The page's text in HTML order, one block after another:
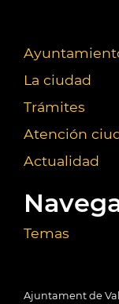
La ciudad
Trámites
Atención
Actualidad
Temas
Ajuntament de